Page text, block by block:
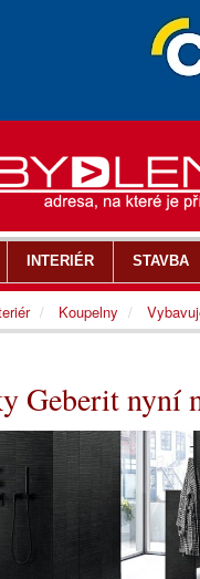
Geberit nyní
INTERIÉR STAVBA
Koupelny